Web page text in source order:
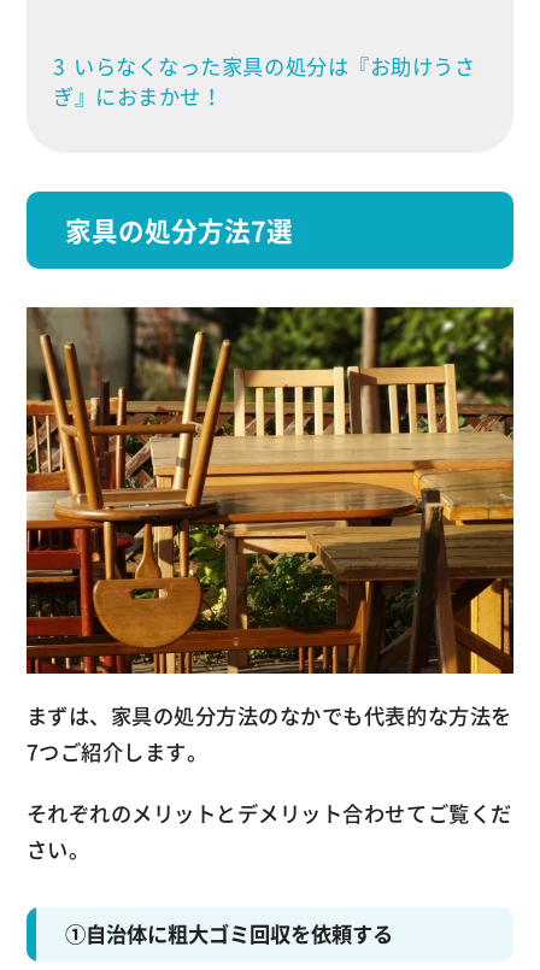
3 いらなくなった家具の処分は『お助けうさ
ぎ』におまかせ！
家具の処分方法7選
まずは、家具の処分方法のなかでも代表的な方法を
7つご紹介します。
それぞれのメリットとデメリット合わせてご覧くだ
さい。
①自治体に粗大ゴミ回収を依頼する